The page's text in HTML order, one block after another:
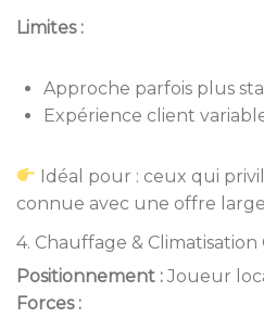
Limites :
Approche parfois plus
Expérience client
Idéal pour : ceux qui
connue avec une offre
4. Chauffage & Climatisation
Positionnement : Joueur
Forces :